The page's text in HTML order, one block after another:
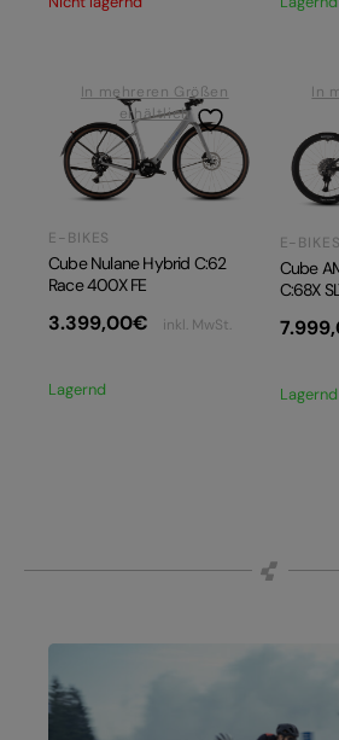
In mehreren Größen
erhältlich
E-BIKES
Cube Nulane Hybrid C:62
Race 400X FE
3.399,00€ inkl. MwSt.
Lagernd
In
E-BIKES
Cube
C:68X
Lagernd